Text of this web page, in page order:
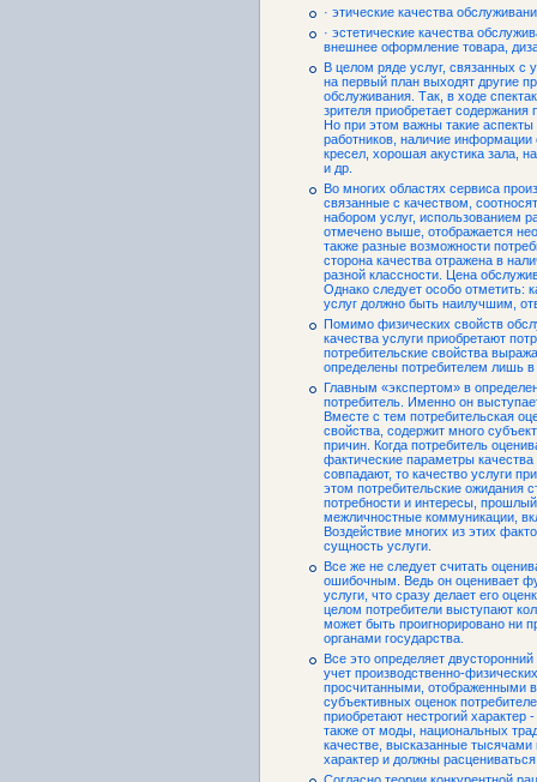
· этические качества
· эстетические качества
внешнее оформление товара,
В целом ряде услуг, связанных с
на первый план выходят другие
обслуживания. Так, в ходе
зрителя приобретает содержания
Но при этом важны такие
работников, наличие информации
кресел, хорошая акустика зала,
и др.
Во многих областях сервиса
связанные с качеством,
набором услуг, использованием
отмечено выше, отображается
также разные возможности
сторона качества отражена в
разной классности. Цена
Однако следует особо отметить:
услуг должно быть наилучшим,
Помимо физических свойств
качества услуги приобретают
потребительские свойства
определены потребителем лишь
Главным «экспертом» в
потребитель. Именно он
Вместе с тем потребительская
свойства, содержит много
причин. Когда потребитель
фактические параметры
совпадают, то качество услуги
этом потребительские ожидания
потребности и интересы,
межличностные коммуникации,
Воздействие многих из этих
сущность услуги.
Все же не следует считать
ошибочным. Ведь он оценивает
услуги, что сразу делает его
целом потребители выступают
может быть проигнорировано ни
органами государства.
Все это определяет
учет производственно-
просчитанными, отображенными
субъективных оценок
приобретают нестрогий характер
также от моды, национальных
качестве, высказанные тысячами
характер и должны